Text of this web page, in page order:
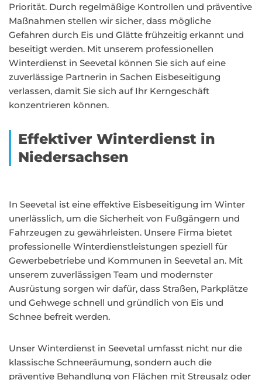
Priorität. Durch regelmäßige Kontrollen und präventive
Maßnahmen stellen wir sicher, dass mögliche
Gefahren durch Eis und Glätte frühzeitig erkannt und
beseitigt werden. Mit unserem professionellen
Winterdienst in Seevetal können Sie sich auf eine
zuverlässige Partnerin in Sachen Eisbeseitigung
verlassen, damit Sie sich auf Ihr Kerngeschäft
konzentrieren können.
Effektiver Winterdienst in
Niedersachsen
In Seevetal ist eine effektive Eisbeseitigung im Winter
unerlässlich, um die Sicherheit von Fußgängern und
Fahrzeugen zu gewährleisten. Unsere Firma bietet
professionelle Winterdienstleistungen speziell für
Gewerbebetriebe und Kommunen in Seevetal an. Mit
unserem zuverlässigen Team und modernster
Ausrüstung sorgen wir dafür, dass Straßen, Parkplätze
und Gehwege schnell und gründlich von Eis und
Schnee befreit werden.
Unser Winterdienst in Seevetal umfasst nicht nur die
klassische Schneeräumung, sondern auch die
präventive Behandlung von Flächen mit Streusalz oder